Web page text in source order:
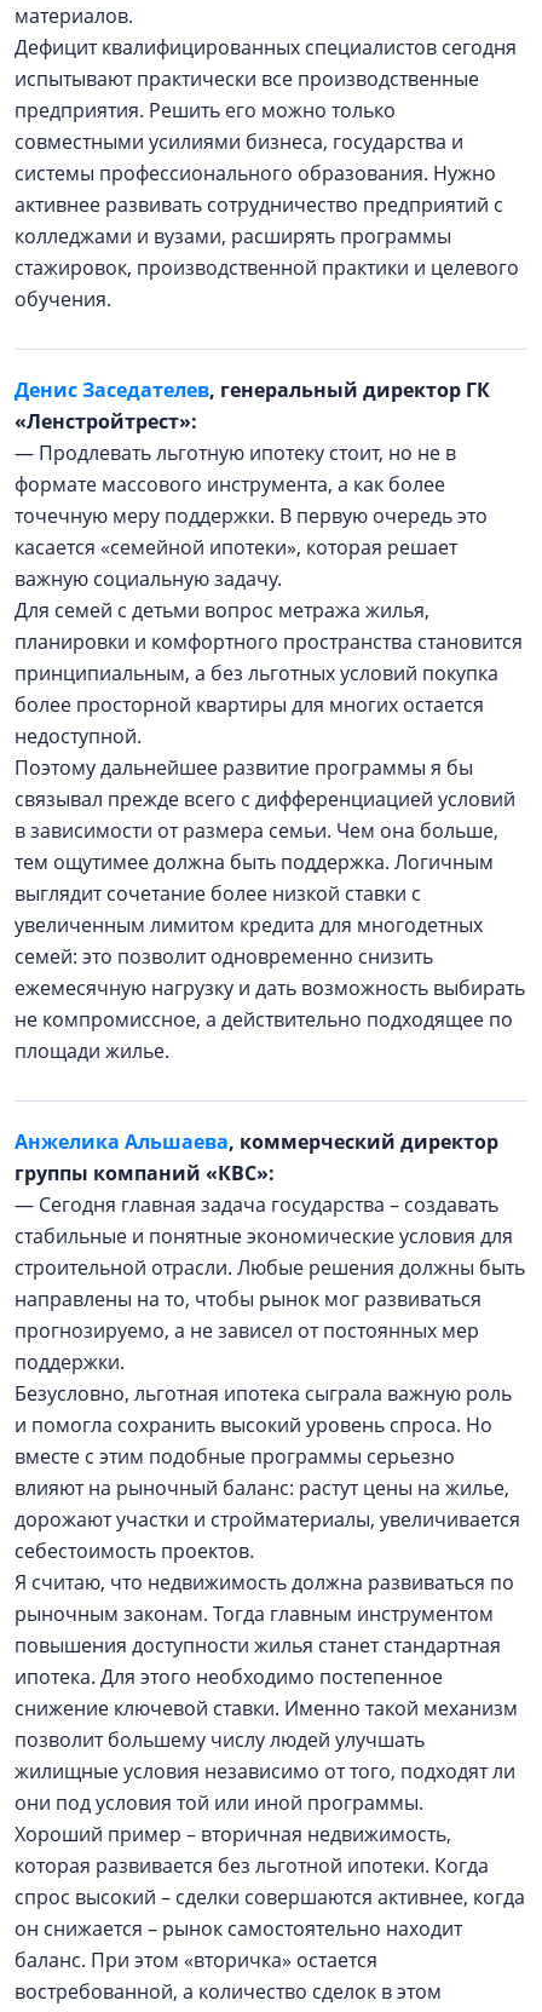
материалов.
Дефицит квалифицированных специалистов сегодня
испытывают практически все производственные
предприятия. Решить его можно только
совместными усилиями бизнеса, государства и
системы профессионального образования. Нужно
активнее развивать сотрудничество предприятий с
колледжами и вузами, расширять программы
стажировок, производственной практики и целевого
обучения.
Денис Заседателев, генеральный директор ГК
«Ленстройтрест»:
— Продлевать льготную ипотеку стоит, но не в
формате массового инструмента, а как более
точечную меру поддержки. В первую очередь это
касается «семейной ипотеки», которая решает
важную социальную задачу.
Для семей с детьми вопрос метража жилья,
планировки и комфортного пространства становится
принципиальным, а без льготных условий покупка
более просторной квартиры для многих остается
недоступной.
Поэтому дальнейшее развитие программы я бы
связывал прежде всего с дифференциацией условий
в зависимости от размера семьи. Чем она больше,
тем ощутимее должна быть поддержка. Логичным
выглядит сочетание более низкой ставки с
увеличенным лимитом кредита для многодетных
семей: это позволит одновременно снизить
ежемесячную нагрузку и дать возможность выбирать
не компромиссное, а действительно подходящее по
площади жилье.
Анжелика Альшаева, коммерческий директор
группы компаний «КВС»:
— Сегодня главная задача государства – создавать
стабильные и понятные экономические условия для
строительной отрасли. Любые решения должны быть
направлены на то, чтобы рынок мог развиваться
прогнозируемо, а не зависел от постоянных мер
поддержки.
Безусловно, льготная ипотека сыграла важную роль
и помогла сохранить высокий уровень спроса. Но
вместе с этим подобные программы серьезно
влияют на рыночный баланс: растут цены на жилье,
дорожают участки и стройматериалы, увеличивается
себестоимость проектов.
Я считаю, что недвижимость должна развиваться по
рыночным законам. Тогда главным инструментом
повышения доступности жилья станет стандартная
ипотека. Для этого необходимо постепенное
снижение ключевой ставки. Именно такой механизм
позволит большему числу людей улучшать
жилищные условия независимо от того, подходят ли
они под условия той или иной программы.
Хороший пример – вторичная недвижимость,
которая развивается без льготной ипотеки. Когда
спрос высокий – сделки совершаются активнее, когда
он снижается – рынок самостоятельно находит
баланс. При этом «вторичка» остается
востребованной, а количество сделок в этом